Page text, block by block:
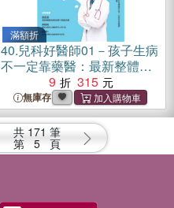
滿額折
40.兒科好醫師01－孩子生病
不一定靠藥醫：最新整體療
法＆.兒童營養功能醫學
9 315
無庫存
共 171 筆
第 5 頁